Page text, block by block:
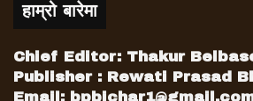
हाम्रो बारेमा
Chief Editor: Thakur
Publisher : Rewati Prasad
Email: